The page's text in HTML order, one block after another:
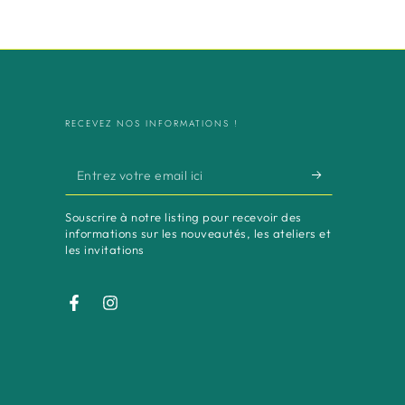
RECEVEZ NOS INFORMATIONS !
Entrez
votre
email
ici
Souscrire à notre listing pour recevoir des
informations sur les nouveautés, les ateliers et
les invitations
FacebookInstagram